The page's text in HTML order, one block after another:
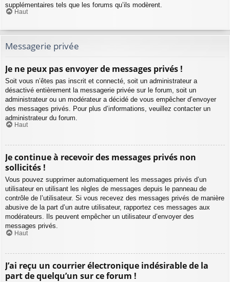
supplémentaires tels que les forums qu’ils modèrent.
Haut
Messagerie privée
Je ne peux pas envoyer de messages privés !
Soit vous n’êtes pas inscrit et connecté, soit un administrateur a
désactivé entièrement la messagerie privée sur le forum, soit un
administrateur ou un modérateur a décidé de vous empêcher d’envoyer
des messages privés. Pour plus d’informations, veuillez contacter un
administrateur du forum.
Haut
Je continue à recevoir des messages privés non
sollicités !
Vous pouvez supprimer automatiquement les messages privés d’un
utilisateur en utilisant les règles de messages depuis le panneau de
contrôle de l’utilisateur. Si vous recevez des messages privés de manière
abusive de la part d’un autre utilisateur, rapportez ces messages aux
modérateurs. Ils peuvent empêcher un utilisateur d’envoyer des
messages privés.
Haut
J’ai reçu un courrier électronique indésirable de la
part de quelqu’un sur ce forum !